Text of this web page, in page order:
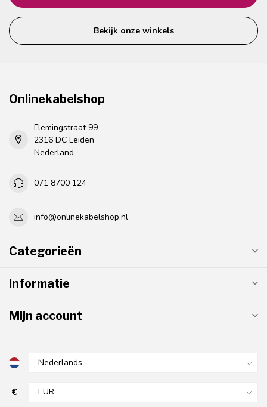
Bekijk onze winkels
Onlinekabelshop
Flemingstraat 99
2316 DC Leiden
Nederland
071 8700 124
info@onlinekabelshop.nl
Categorieën
Informatie
Mijn account
€